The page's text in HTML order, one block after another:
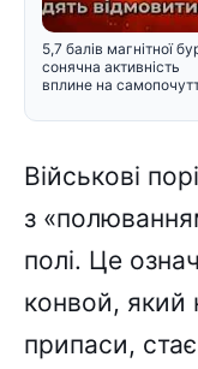
5,7 балів магнітної
сонячна активність
вплине на
Військові
з
полі. Це
конвой, який
припаси,